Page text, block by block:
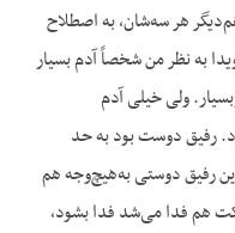
هر سه‌شان، به اصطلاح
به نظر من شخصاً آدم بسیار
ولی خیلی آدم
رفیق دوست بود به حد
رفیق دوستی به‌هیچ‌وجه هم
هم فدا می‌شد فدا بشود،